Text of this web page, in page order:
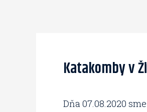
Katakomby v
Dňa 07.08.2020